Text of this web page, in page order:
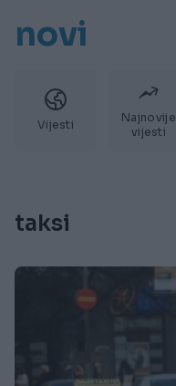
novi
Vijesti
Najnovije
vijesti
taksi